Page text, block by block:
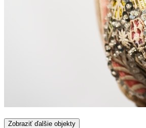
Zobraziť ďalšie objekty